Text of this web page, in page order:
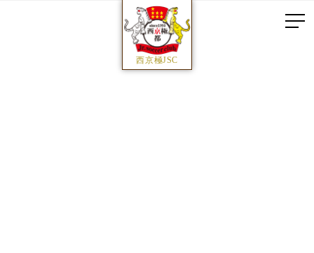
西京極JSC